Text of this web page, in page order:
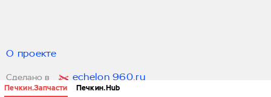
Печкин.Запчасти Печкин.Hub
О проекте
Сделано в echelon 960.ru